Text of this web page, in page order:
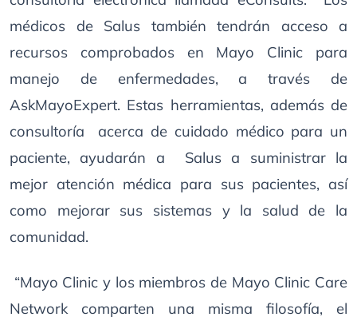
médicos de Salus también tendrán acceso a
recursos comprobados en Mayo Clinic para
manejo de enfermedades, a través de
AskMayoExpert. Estas herramientas, además de
consultoría acerca de cuidado médico para un
paciente, ayudarán a Salus a suministrar la
mejor atención médica para sus pacientes, así
como mejorar sus sistemas y la salud de la
comunidad.
“Mayo Clinic y los miembros de Mayo Clinic Care
Network comparten una misma filosofía, el